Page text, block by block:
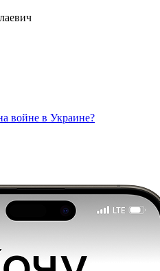
войне в Украине?